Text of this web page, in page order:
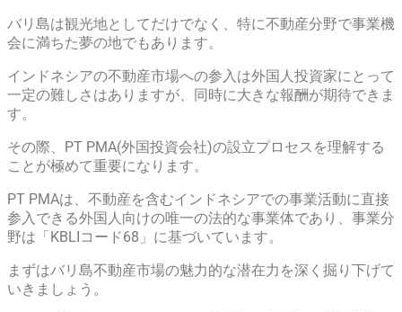
バリ島は観光地としてだけでなく、特に不動産分野で事業機
会に満ちた夢の地でもあります。
インドネシアの不動産市場への参入は外国人投資家にとって
一定の難しさはありますが、同時に大きな報酬が期待できま
す。
その際、PT PMA(外国投資会社)の設立プロセスを理解する
ことが極めて重要になります。
PT PMAは、不動産を含むインドネシアでの事業活動に直接
参入できる外国人向けの唯一の法的な事業体であり、事業分
野は「KBLIコード68」に基づいています。
まずはバリ島不動産市場の魅力的な潜在力を深く掘り下げて
いきましょう。